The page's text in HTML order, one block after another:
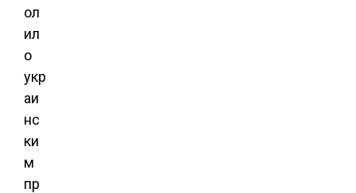
ол
ил
о
укр
аи
нс
ки
м
пр